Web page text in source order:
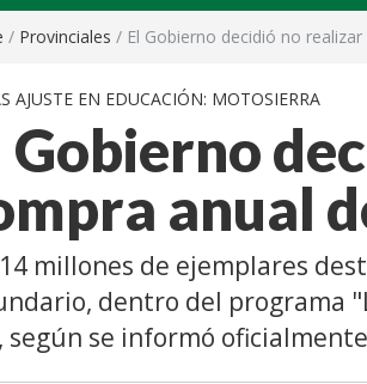
/ Provinciales / El Gobierno decidió no
AJUSTE EN EDUCACIÓN: MOTOSIERRA
Gobierno
anual
millones de ejemplares
dentro del programa
según se informó